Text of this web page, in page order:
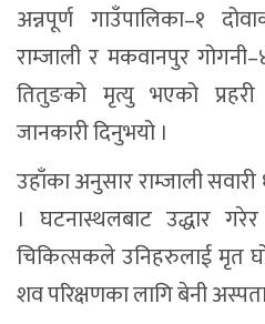
अन्नपूर्ण गाउँपालिका–१
राम्जाली र मकवानपुर
तितुङको मृत्यु भएको
जानकारी दिनुभयो ।
उहाँका अनुसार राम्जाली
। घटनास्थलबाट उद्धार
चिकित्सकले उनिहरुलाई मृत
शव परिक्षणका लागि बेनी